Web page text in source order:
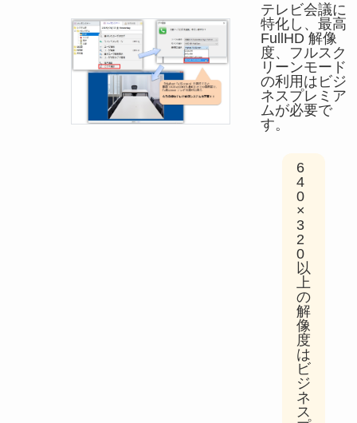
テレビ会議に
特化し、最高
FullHD 解像
度、フルスク
リーンモード
の利用はビジ
ネスプレミア
ムが必要で
す。
6
4
0
×
3
2
0
以
上
の
解
像
度
は
ビ
ジ
ネ
ス